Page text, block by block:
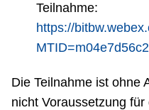
Teilnahme:
https://
Die Teilnahme ist ohne
nicht Voraussetzung